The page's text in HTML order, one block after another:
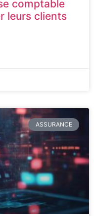
comptable
leurs clients
ASSURANCE